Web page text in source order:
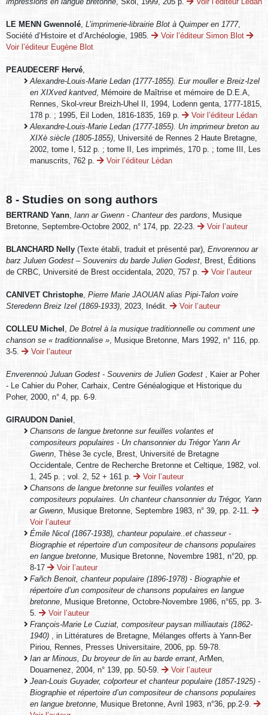
LE MENN Gwennolé L’imprimerie-librairie Blot à Quimper en 1777,
Société d’Histoire et d’Archéologie, 1985.
Voir l’éditeur Simon Blot
Voir l’éditeur Eugène Blot
PEAUDECERF Hervé
Alexandre-Louis-Marie Ledan (1777-1855). Eur mouller e Breiz-Izel
en XIXved kantved, Mémoire de Maîtrise et mémoire de D.E.A,
Rennes, Skol-vreur Breizh-Uhel II, 1994, Lodenn genta, 1777-1815,
178 p. ; 1995, Eil Loden, 1816-1835, 169 p.
Voir l’éditeur Lédan
Alexandre-Louis-Marie Ledan (1777-1855). Un imprimeur breton au
XIXè siècle (1805-1855) , Université de Rennes 2 Haute Bretagne,
2002, tome I, 512 p. ; tome II, Les imprimés, 170 p. ; tome III, Les
manuscrits, 762 p.
Voir l’éditeur Lédan
8 - Studies on song authors
BERTRAND Yann, Iann ar Gwenn - Chanteur des pardons, Musique
Bretonne, Septembre-Octobre 2002, n° 174, pp. 22-23.
Voir l’auteur
BLANCHARD Nelly (Texte établi, traduit et présenté par), Envorennou ar
barz Juluen Godest – Souvenirs du barde Julien Godest, Brest, Éditions
de CRBC, Université de Brest occidentala, 2020, 757 p.
Voir l’auteur
CANIVET Christophe, Pierre Marie JAOUAN alias Pipi-Talon voire
Steredenn Breiz Izel (1869-1933), 2023, Inédit. Voir l’auteur
COLLEU Michel , De Botrel à la musique traditionnelle ou comment une
chanson se « traditionnalise », Musique Bretonne, Mars 1992, n° 116, pp.
3-5.
Voir l’auteur
Enverennoù Juluan Godest - Souvenirs de Julien Godest , Kaier ar Poher
- Le Cahier du Poher, Carhaix, Centre Généalogique et Historique du
Poher, 2000, n° 4, pp. 6-9.
GIRAUDON Daniel ,
Chansons de langue bretonne sur feuilles volantes et
compositeurs populaires - Un chansonnier du Trégor Yann Ar
Gwenn, Thèse 3e cycle, Brest, Université de Bretagne
Occidentale, Centre de Recherche Bretonne et Celtique, 1982, vol.
1, 245 p. ; vol. 2, 52 + 161 p.
Voir l’auteur
Chansons de langue bretonne sur feuilles volantes et
compositeurs populaires. Un chanteur chansonnier du Trégor, Yann
ar Gwenn, Musique Bretonne, Septembre 1983, n° 39, pp. 2-11.
Voir l’auteur
Émile Nicol (1867-1938), chanteur populaire..et chasseur -
Biographie et répertoire d’un compositeur de chansons populaires
en langue bretonne, Musique Bretonne, Novembre 1981, n°20, pp.
8-17
Voir l’auteur
Fañch Benoit, chanteur populaire (1896-1978) - Biographie et
répertoire d’un compositeur de chansons populaires en langue
bretonne, Musique Bretonne, Octobre-Novembre 1986, n°65, pp. 3-
5.
Voir l’auteur
François-Marie Le Cuziat, compositeur paysan milliautais (1862-
1940) , in Littératures de Bretagne, Mélanges offerts à Yann-Ber
Piriou, Rennes, Presses Universitaire, 2006, pp. 59-78.
Ian ar Minous, Du broyeur de lin au barde errant, ArMen,
Douarnenez, 2004, n° 139, pp. 50-59.
Voir l’auteur
Jean-Louis Guyader, colporteur et chanteur populaire (1857-1925) -
Biographie et répertoire d’un compositeur de chansons populaires
en langue bretonne, Musique Bretonne, Avril 1983, n°36, pp.2-9.